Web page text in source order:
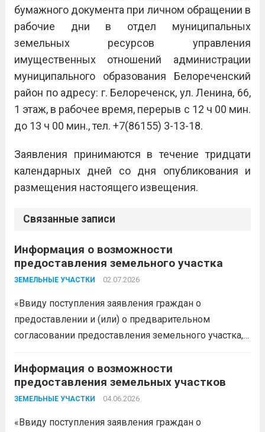
бумажного документа при личном обращении в
рабочие дни в отдел муниципальных
земельных ресурсов управления
имущественных отношений администрации
муниципального образования Белореченский
район по адресу: г. Белореченск, ул. Ленина, 66,
1 этаж, в рабочее время, перерыв с 12 ч 00 мин.
до 13 ч 00 мин., тел. +7(86155) 3-13-18.
Заявления принимаются в течение тридцати
календарных дней со дня опубликования и
размещения настоящего извещения.
Связанные записи
Информация о возможности
предоставления земельного участка
ЗЕМЕЛЬНЫЕ УЧАСТКИ 02.07.2026
«Ввиду поступления заявления граждан о
предоставлении и (или) о предварительном
согласовании предоставления земельного участка,
Белореченский муниципальный район
Краснодарского края в соответствии с пп. 1 п. 1 ст.
39.18 ЗК РФ информирует о возможности
Информация о возможности
предоставления земельных участков
ЗЕМЕЛЬНЫЕ УЧАСТКИ 04.06.2026
«Ввиду поступления заявления граждан о